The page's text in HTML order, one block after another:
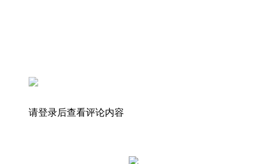
请登录后查看评论内容